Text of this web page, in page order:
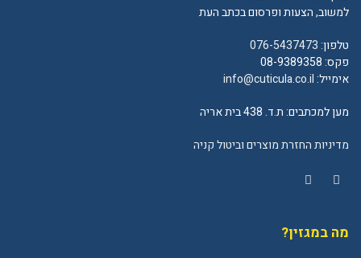
למשוב, הצעות ופרסום בכתב העת
טלפון:076-5437473
פקס: 08-9389358
אימייל:info@cuticula.co.il
מען למכתבים: ת.ד. 438 בית אריה
מדיניות החזרת מוצרים וביטול קניה
מה במגזין?